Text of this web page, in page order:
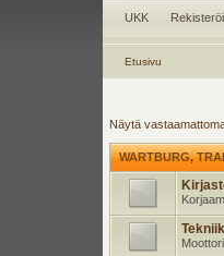
UKK
Etusivu
Näytä
WARTBURG,